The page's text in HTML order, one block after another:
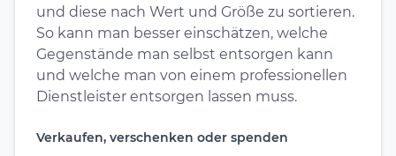
und diese nach Wert und Größe zu sortieren.
So kann man besser einschätzen, welche
Gegenstände man selbst entsorgen kann
und welche man von einem professionellen
Dienstleister entsorgen lassen muss.
Verkaufen, verschenken oder spenden